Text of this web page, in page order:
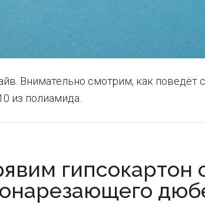
Внимательно смотрим, как поведёт
из полиамида.